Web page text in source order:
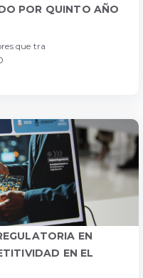
POR QUINTO AÑO
que tra
EN
EN EL